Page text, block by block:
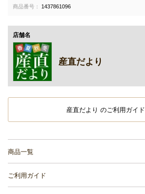
商品番号： 1437861096
店舗名
産直だより
産直だより のご利用ガイド
商品一覧
ご利用ガイド